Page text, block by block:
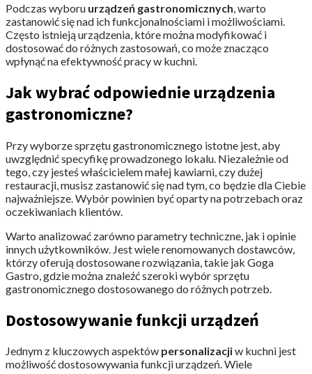
Podczas wyboru urządzeń gastronomicznych, warto
zastanowić się nad ich funkcjonalnościami i możliwościami.
Często istnieją urządzenia, które można modyfikować i
dostosować do różnych zastosowań, co może znacząco
wpłynąć na efektywność pracy w kuchni.
Jak wybrać odpowiednie urządzenia
gastronomiczne?
Przy wyborze sprzętu gastronomicznego istotne jest, aby
uwzględnić specyfikę prowadzonego lokalu. Niezależnie od
tego, czy jesteś właścicielem małej kawiarni, czy dużej
restauracji, musisz zastanowić się nad tym, co będzie dla Ciebie
najważniejsze. Wybór powinien być oparty na potrzebach oraz
oczekiwaniach klientów.
Warto analizować zarówno parametry techniczne, jak i opinie
innych użytkowników. Jest wiele renomowanych dostawców,
którzy oferują dostosowane rozwiązania, takie jak Goga
Gastro, gdzie można znaleźć szeroki wybór sprzętu
gastronomicznego dostosowanego do różnych potrzeb.
Dostosowywanie funkcji urządzeń
Jednym z kluczowych aspektów personalizacjiw kuchni jest
możliwość dostosowywania funkcji urządzeń. Wiele